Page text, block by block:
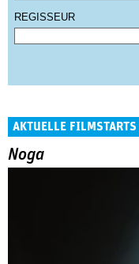
REGISSEUR
AKTUELLE FILMSTARTS
Noga